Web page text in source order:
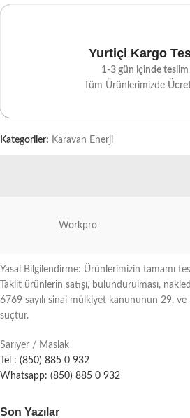
Yurtiçi Kargo
1-3 gün içinde teslim
Tüm Ürünlerimizde
Kategoriler: Karavan Enerji
Workpro
Yasal Bilgilendirme: Ürünlerimizin tamamı
Taklit ürünlerin satışı, bulundurulması,
6769 sayılı sinai mülkiyet kanununun 29. ve
suçtur.
Sarıyer / Maslak
Tel : (850) 885 0 932
Whatsapp: (850) 885 0 932
Son Yazılar